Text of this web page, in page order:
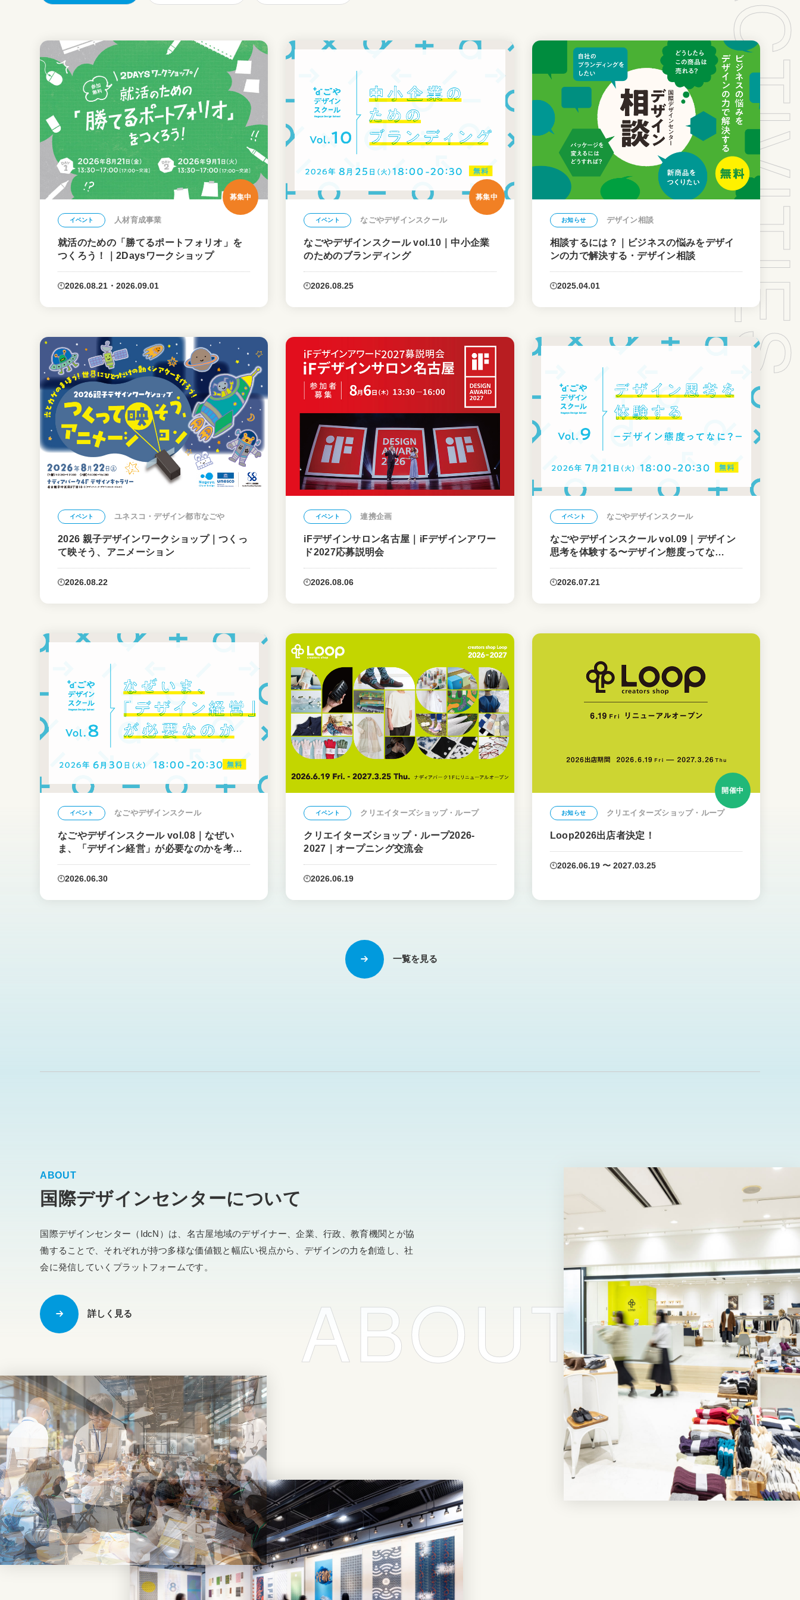
募集中
イベント 人材育成事業
就活のための「勝てるポートフォリオ」を
つくろう！｜2Daysワークショップ
2026.08.21・2026.09.01
募集中
イベント なごやデザインスクール
なごやデザインスクール vol.10｜中小企業
のためのブランディング
2026.08.25
お知らせ デザイン相談
相談するには？｜ビジネスの悩みをデザイ
ンの力で解決する・デザイン相談
2025.04.01
イベント ユネスコ・デザイン都市なごや
2026 親子デザインワークショップ｜つくっ
て映そう、アニメーション
2026.08.22
イベント 連携企画
iFデザインサロン名古屋｜iFデザインアワー
ド2027応募説明会
2026.08.06
イベント なごやデザインスクール
なごやデザインスクール vol.09｜デザイン
思考を体験する〜デザイン態度ってな
に？〜
2026.07.21
イベント なごやデザインスクール
なごやデザインスクール vol.08｜なぜい
ま、「デザイン経営」が必要なのかを考え
る
2026.06.30
イベント クリエイターズショップ・ループ
クリエイターズショップ・ループ2026-
2027｜オープニング交流会
2026.06.19
開催中
お知らせ クリエイターズショップ・ループ
Loop2026出店者決定！
2026.06.19 〜 2027.03.25
一覧を見る
ABOUT
国際デザインセンターについて
国際デザインセンター（IdcN）は、名古屋地域のデザイナー、企業、行政、教育機関とが協
働することで、それぞれが持つ多様な価値観と幅広い視点から、デザインの力を創造し、社
会に発信していくプラットフォームです。
詳しく見る